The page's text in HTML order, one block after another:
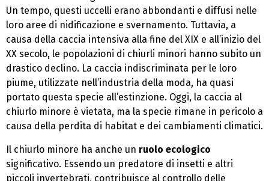
Un tempo, questi uccelli erano abbondanti e diffusi nelle
loro aree di nidificazione e svernamento. Tuttavia, a
causa della caccia intensiva alla fine del XIX e all’inizio del
XX secolo, le popolazioni di chiurli minori hanno subito un
drastico declino. La caccia indiscriminata per le loro
piume, utilizzate nell’industria della moda, ha quasi
portato questa specie all’estinzione. Oggi, la caccia al
chiurlo minore è vietata, ma la specie rimane in pericolo a
causa della perdita di habitat e dei cambiamenti climatici.
Il chiurlo minore ha anche un ruolo ecologico
significativo. Essendo un predatore di insetti e altri
piccoli invertebrati, contribuisce al controllo delle